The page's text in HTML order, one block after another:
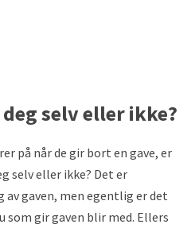
selv eller ikke?
på når de gir bort en gave, er
selv eller ikke? Det er
gaven, men egentlig er det
gir gaven blir med. Ellers